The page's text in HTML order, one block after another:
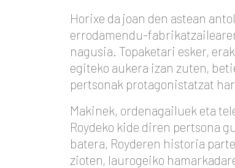
Horixe da joan den astean
errodamendu-
nagusia. Topaketari esker,
egiteko aukera izan zuten,
pertsonak protagonistatzat
Makinek, ordenagailuek eta
Roydeko kide diren pertsona
batera, Royderen historia
zioten, laurogeiko